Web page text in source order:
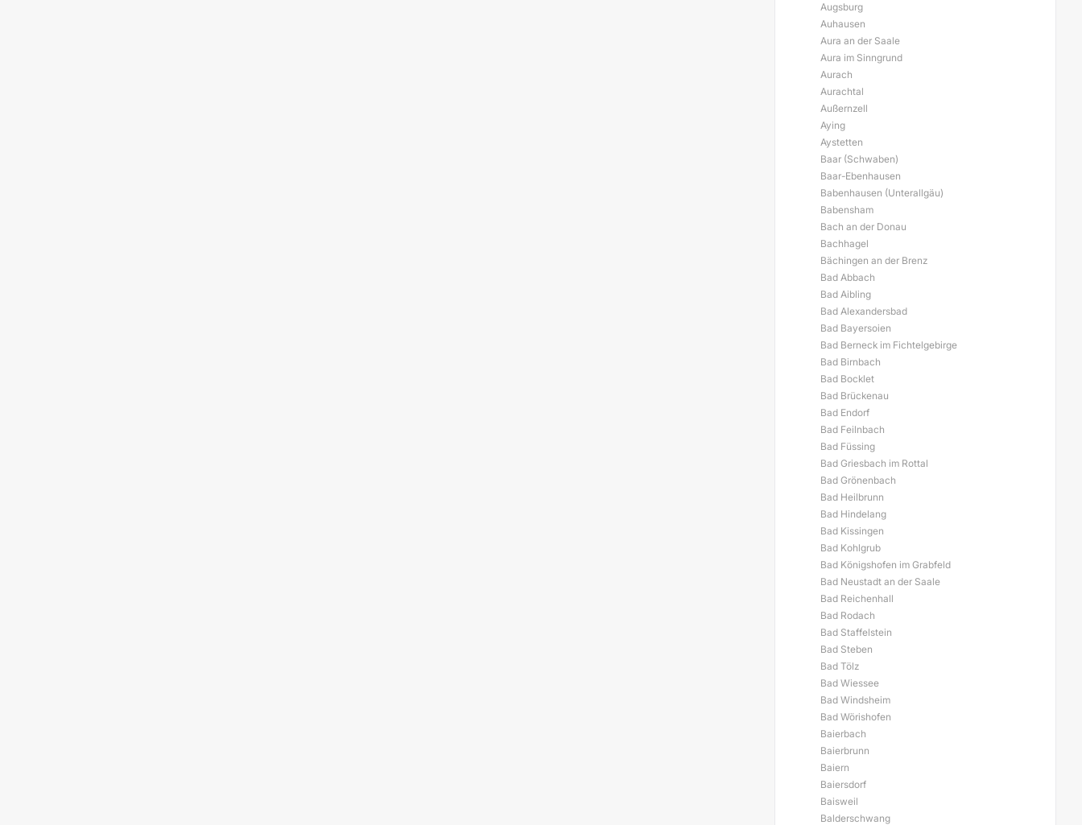
Augsburg
Auhausen
Aura an der Saale
Aura im Sinngrund
Aurach
Aurachtal
Außernzell
Aying
Aystetten
Baar (Schwaben)
Baar-Ebenhausen
Babenhausen (Unterallgäu)
Babensham
Bach an der Donau
Bachhagel
Bächingen an der Brenz
Bad Abbach
Bad Aibling
Bad Alexandersbad
Bad Bayersoien
Bad Berneck im Fichtelgebirge
Bad Birnbach
Bad Bocklet
Bad Brückenau
Bad Endorf
Bad Feilnbach
Bad Füssing
Bad Griesbach im Rottal
Bad Grönenbach
Bad Heilbrunn
Bad Hindelang
Bad Kissingen
Bad Kohlgrub
Bad Königshofen im Grabfeld
Bad Neustadt an der Saale
Bad Reichenhall
Bad Rodach
Bad Staffelstein
Bad Steben
Bad Tölz
Bad Wiessee
Bad Windsheim
Bad Wörishofen
Baierbach
Baierbrunn
Baiern
Baiersdorf
Baisweil
Balderschwang